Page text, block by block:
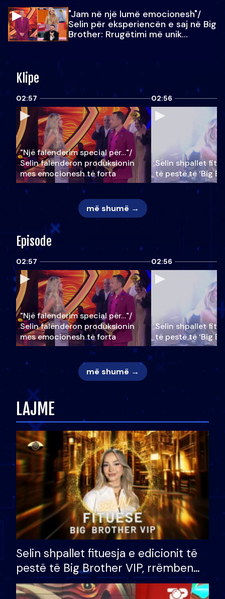
"Jam në një lumë emocionesh"/
Selin për eksperiencën e saj në Big
Brother: Rrugëtimi më unik…
Klipe
02:57
"Një falenderim special për…"/
Selin falënderon produksionin
mes emocionesh të forta
02:56
Selin shpallet
të pestë të ‘Big
më shumë →
Episode
02:57
"Një falenderim special për…"/
Selin falënderon produksionin
mes emocionesh të forta
02:56
Selin shpallet
të pestë të ‘Big
më shumë →
LAJME
Selin shpallet fituesja e edicionit të
pestë të Big Brother VIP, rrëmben
çmimin e madh prej 100 mijë eurosh